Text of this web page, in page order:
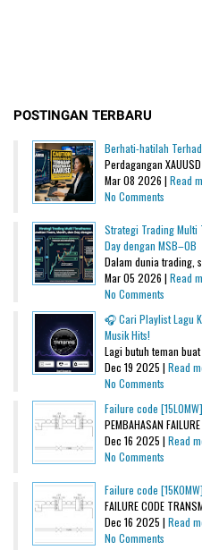
POSTINGAN TERBARU
Berhati-hatilah
Perdagangan
Mar 08 2026 | Read
No Comments
Strategi Trading Multi
Day dengan MSB–OB
Dalam dunia trading,
Mar 05 2026 | Read
No Comments
🎧 Cari Playlist Lagu
Musik Hits!
Lagi butuh teman buat
Dec 19 2025 | Read
No Comments
Failure code
PEMBAHASAN
Dec 16 2025 | Read
No Comments
Failure code
FAILURE CODE
Dec 16 2025 | Read
No Comments